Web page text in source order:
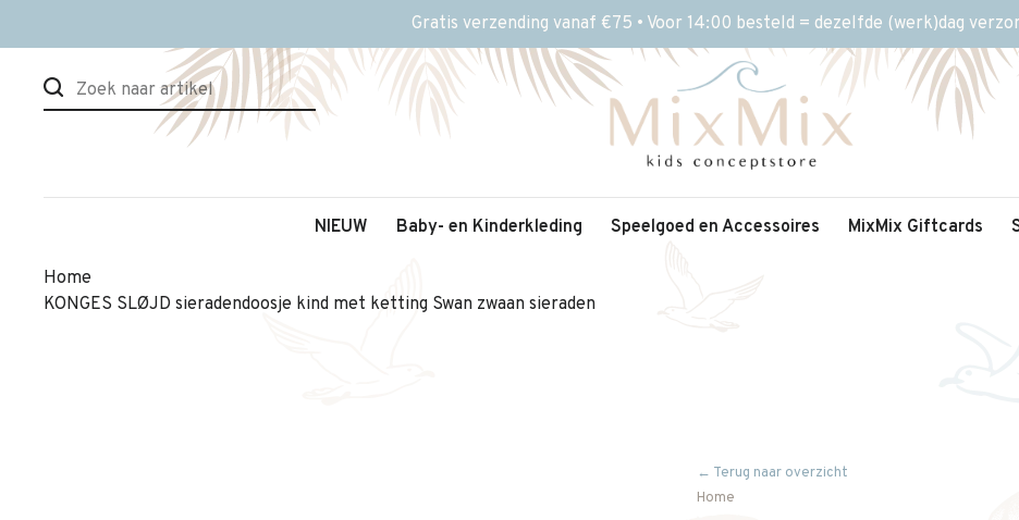
Gratis verzending vanaf €75 • Voor 14:00 besteld = dezelfde (werk)dag
NIEUW Baby- en Kinderkleding Speelgoed en Accessoires MixMix Giftcards
Home
KONGES SLØJD sieradendoosje kind met ketting Swan zwaan sieraden
← Terug naar overzicht
Home